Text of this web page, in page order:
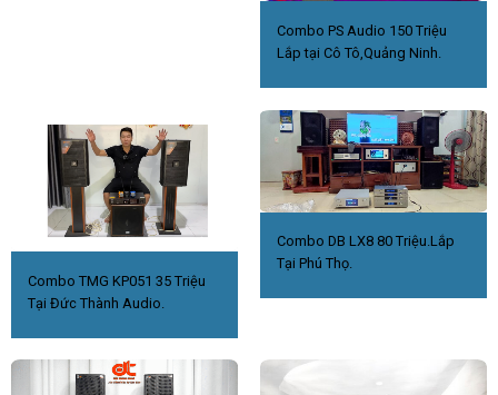
Combo PS Audio 150 Triệu
Lắp tại Cô Tô,Quảng Ninh.
Combo TMG KP051 35 Triệu
Tại Đức Thành Audio.
Combo DB LX8 80 Triệu.Lắp
Tại Phú Thọ.